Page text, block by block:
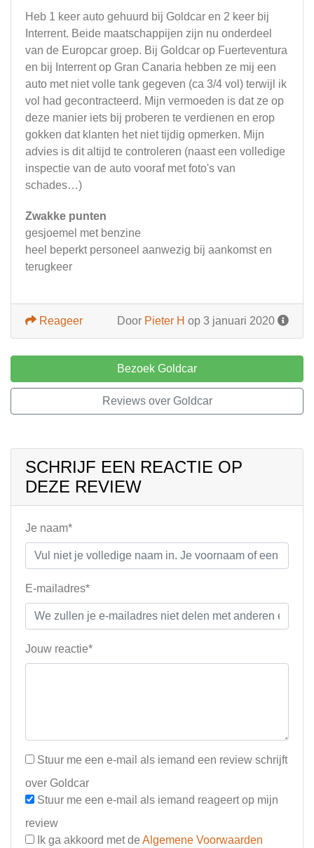
Heb 1 keer auto gehuurd bij Goldcar en 2 keer bij
Interrent. Beide maatschappijen zijn nu onderdeel
van de Europcar groep. Bij Goldcar op Fuerteventura
en bij Interrent op Gran Canaria hebben ze mij een
auto met niet volle tank gegeven (ca 3/4 vol) terwijl ik
vol had gecontracteerd. Mijn vermoeden is dat ze op
deze manier iets bij proberen te verdienen en erop
gokken dat klanten het niet tijdig opmerken. Mijn
advies is dit altijd te controleren (naast een volledige
inspectie van de auto vooraf met foto's van
schades…)
Zwakke punten
gesjoemel met benzine
heel beperkt personeel aanwezig bij aankomst en
terugkeer
Door Pieter H op 3 januari 2020
Reageer
Bezoek Goldcar
Reviews over Goldcar
SCHRIJF EEN REACTIE OP
DEZE REVIEW
Je naam*
E-mailadres*
Jouw reactie*
Stuur me een e-mail als iemand een review schrijft
over Goldcar
Stuur me een e-mail als iemand reageert op mijn
review
Ik ga akkoord met de Algemene Voorwaarden